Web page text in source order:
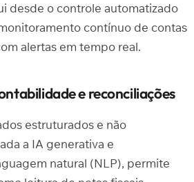
desde o controle automatizado
contínuo de contas
alertas em tempo real.
e reconciliações
estruturados e não
a IA generativa e
natural (NLP), permite